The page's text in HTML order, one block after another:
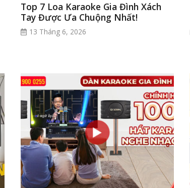
Top 7 Loa Karaoke Gia Đình Xách
Tay Được Ưa Chuộng Nhất!
13 Tháng 6, 2026